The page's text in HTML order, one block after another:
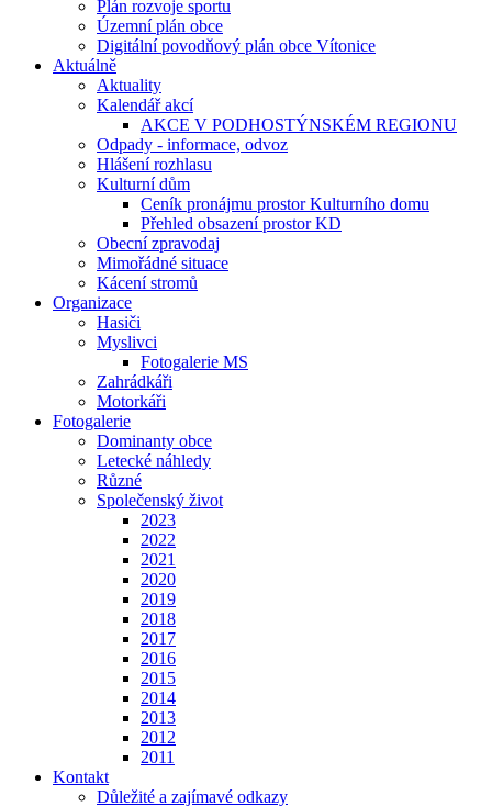
Plán rozvoje sportu
Územní plán obce
Digitální povodňový plán obce Vítonice
Aktuálně
Aktuality
Kalendář akcí
AKCE V PODHOSTÝNSKÉM REGIONU
Odpady - informace, odvoz
Hlášení rozhlasu
Kulturní dům
Ceník pronájmu prostor Kulturního domu
Přehled obsazení prostor KD
Obecní zpravodaj
Mimořádné situace
Kácení stromů
Organizace
Hasiči
Myslivci
Fotogalerie MS
Zahrádkáři
Motorkáři
Fotogalerie
Dominanty obce
Letecké náhledy
Různé
Společenský život
2023
2022
2021
2020
2019
2018
2017
2016
2015
2014
2013
2012
2011
Kontakt
Důležité a zajímavé odkazy